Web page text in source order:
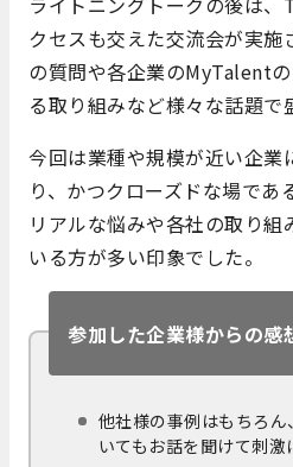
クセスも交えた交流会が実
の質問や各企業のMyTalent
る取り組みなど様々な話題で
今回は業種や規模が近い企業
り、かつクローズドな場であ
リアルな悩みや各社の取り
いる方が多い印象でした。
参加した企業様からの感
他社様の事例はもちろ
いてもお話を聞けて刺激